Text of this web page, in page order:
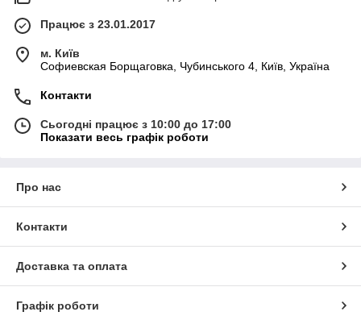
Працює з 23.01.2017
м. Київ
Софиевская Борщаговка, Чубинського 4, Київ, Україна
Контакти
Сьогодні працює з 10:00 до 17:00
Показати весь графік роботи
Про нас
Контакти
Доставка та оплата
Графік роботи